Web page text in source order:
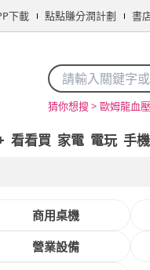
下載 點點賺分潤計劃 書
猜你想搜 > 歐姆龍血
看看買 家電 電玩 手
商用桌機
營業設備